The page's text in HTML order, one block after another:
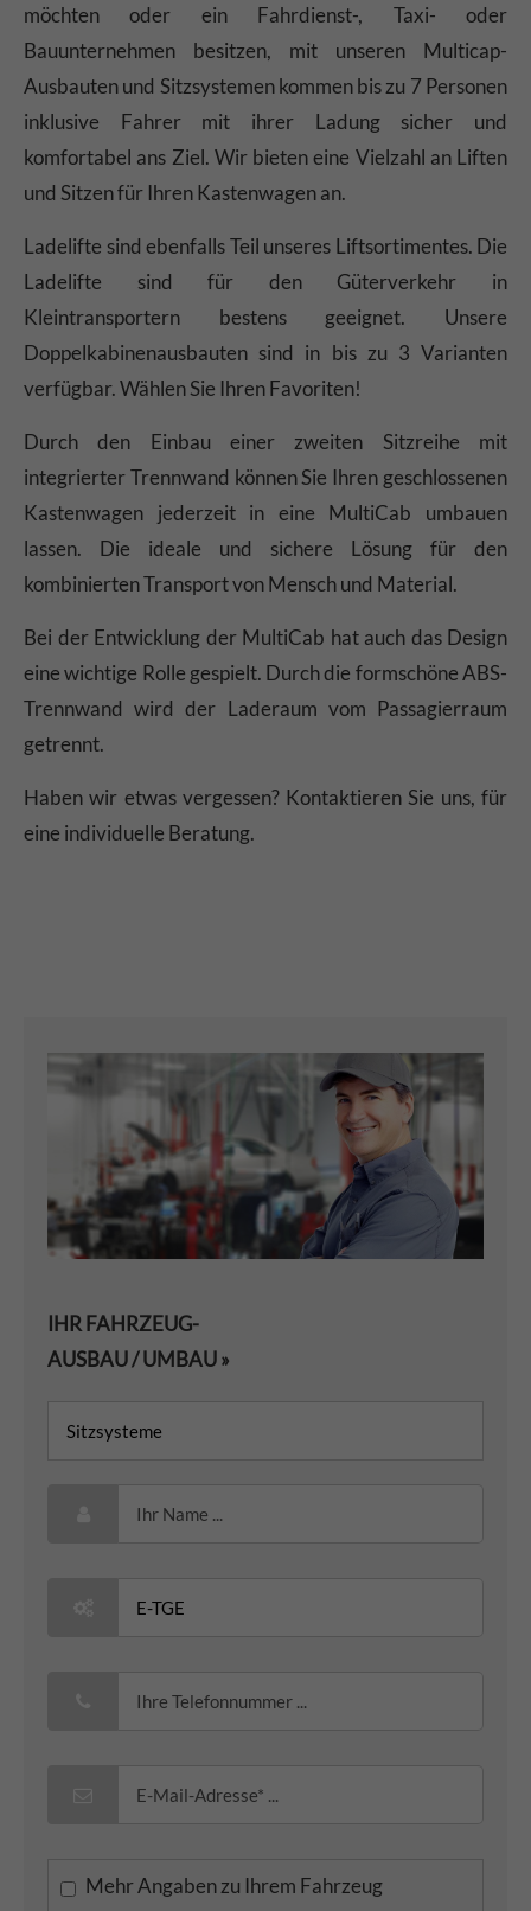
möchten oder ein Fahrdienst-, Taxi- oder
Bauunternehmen besitzen, mit unseren Multicap-
Ausbauten und Sitzsystemen kommen bis zu 7 Personen
inklusive Fahrer mit ihrer Ladung sicher und
komfortabel ans Ziel. Wir bieten eine Vielzahl an Liften
und Sitzen für Ihren Kastenwagen an.
Ladelifte sind ebenfalls Teil unseres Liftsortimentes. Die
Ladelifte sind für den Güterverkehr in
Kleintransportern bestens geeignet. Unsere
Doppelkabinenausbauten sind in bis zu 3 Varianten
verfügbar. Wählen Sie Ihren Favoriten!
Durch den Einbau einer zweiten Sitzreihe mit
integrierter Trennwand können Sie Ihren geschlossenen
Kastenwagen jederzeit in eine MultiCab umbauen
lassen. Die ideale und sichere Lösung für den
kombinierten Transport von Mensch und Material.
Bei der Entwicklung der MultiCab hat auch das Design
eine wichtige Rolle gespielt. Durch die formschöne ABS-
Trennwand wird der Laderaum vom Passagierraum
getrennt.
Haben wir etwas vergessen? Kontaktieren Sie uns, für
eine individuelle Beratung.
IHR FAHRZEUG-
AUSBAU / UMBAU »
Mehr Angaben zu Ihrem Fahrzeug